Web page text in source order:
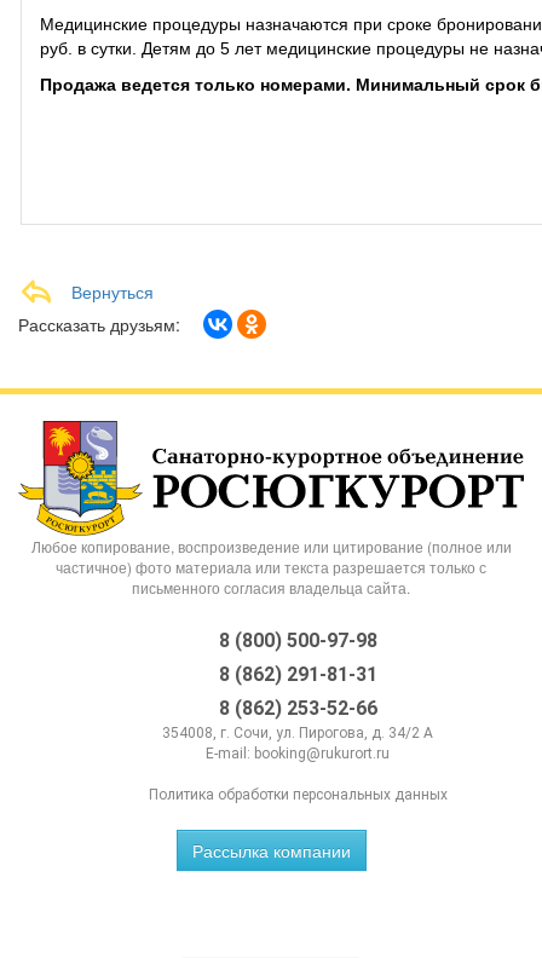
Медицинские процедуры назначаются при сроке
руб. в сутки. Детям до 5 лет медицинские процедуры не
Продажа ведется только номерами. Минимальный срок
Вернуться
Рассказать друзьям:
Любое копирование, воспроизведение или цитирование (полное или
частичное) фото материала или текста разрешается только с
письменного согласия владельца сайта.
8 (800) 500-97-98
8 (862) 291-81-31
8 (862) 253-52-66
354008, г. Сочи, ул. Пирогова, д. 34/2 А
E-mail: booking@rukurort.ru
Политика обработки персональных данных
Рассылка компании